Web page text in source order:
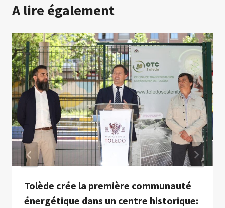
A lire également
Tolède crée la première communauté
énergétique dans un centre historique: